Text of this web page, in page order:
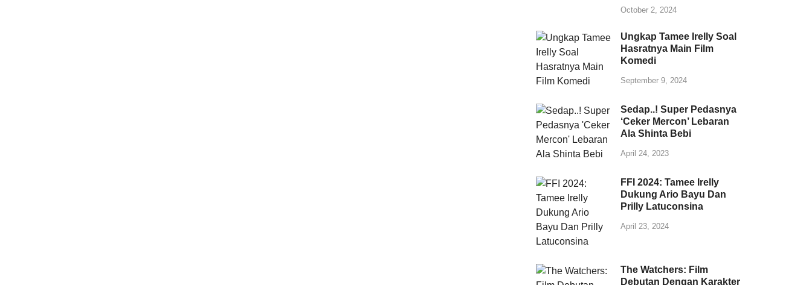
October 2, 2024
Ungkap Tamee Irelly Soal
Hasratnya Main Film
Komedi
September 9, 2024
Sedap..! Super Pedasnya
‘Ceker Mercon’ Lebaran
Ala Shinta Bebi
April 24, 2023
FFI 2024: Tamee Irelly
Dukung Ario Bayu Dan
Prilly Latuconsina
April 23, 2024
The Watchers: Film
Debutan Dengan Karakter